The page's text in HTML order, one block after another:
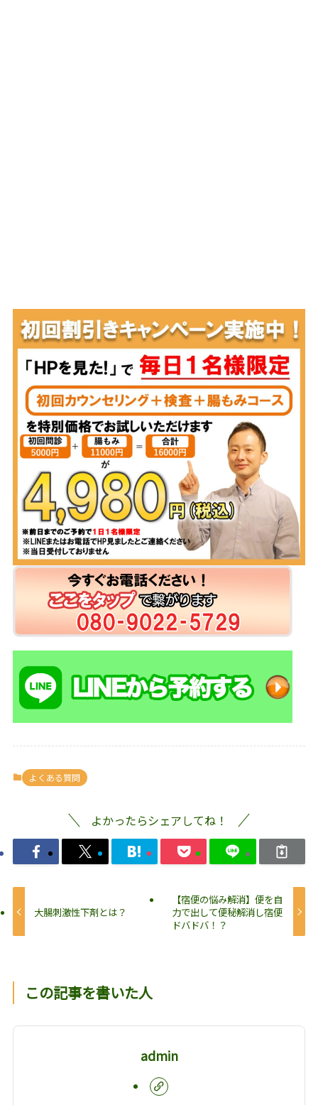
よくある質問
よかったらシェアしてね！
大腸刺激性下剤とは？
【宿便の悩み解消】便を自
力で出して便秘解消し宿便
ドバドバ！？
この記事を書いた人
admin